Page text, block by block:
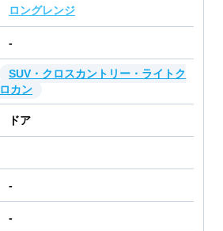
ロングレンジ
-
SUV・クロスカントリー・ライトク
ロカン
ドア
-
-